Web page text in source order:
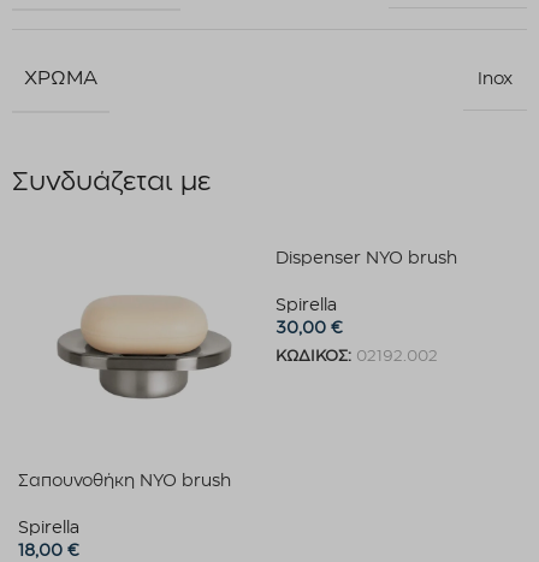
ΧΡΏΜΑ Inox
Συνδυάζεται με
Σαπουνοθήκη NYO brush
Spirella
18,00 €
Dispenser NYO brush
Spirella
30,00 €
ΚΩΔΙΚΟΣ: 02192.002